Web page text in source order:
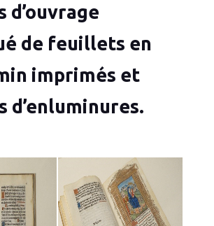
d’ouvrage
de feuillets en
imprimés et
d’enluminures.